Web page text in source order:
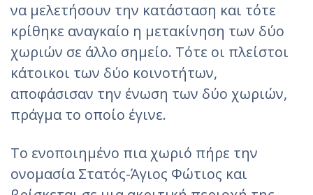
να μελετήσουν την κατάσταση και τότε
κρίθηκε αναγκαίο η μετακίνηση των δύο
χωριών σε άλλο σημείο. Τότε οι πλείστοι
κάτοικοι των δύο κοινοτήτων,
αποφάσισαν την ένωση των δύο χωριών,
πράγμα το οποίο έγινε.
Το ενοποιημένο πια χωριό πήρε την
ονομασία Στατός-Άγιος Φώτιος και